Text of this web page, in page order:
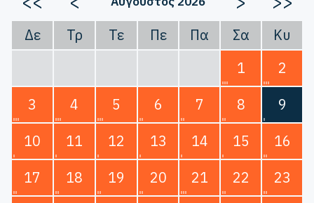
Δε Τρ Τε Πε Πα Σα
Κυ
1
2
3
4 5 6 7 8
9
10
11 12 13 14 15
16
17
18 19 20 21 22
23